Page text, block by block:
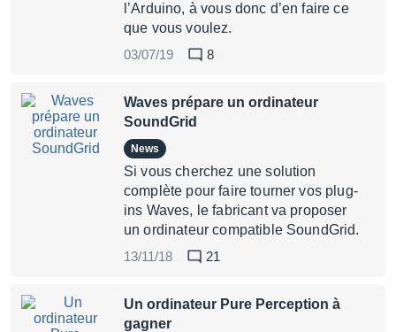
l’Arduino, à vous donc d’en faire ce
que vous voulez.
03/07/19
8
Waves prépare un ordinateur
SoundGrid
News
Si vous cherchez une solution
complète pour faire tourner vos plug-
ins Waves, le fabricant va proposer
un ordinateur compatible SoundGrid.
13/11/18
21
Un ordinateur Pure Perception à
gagner